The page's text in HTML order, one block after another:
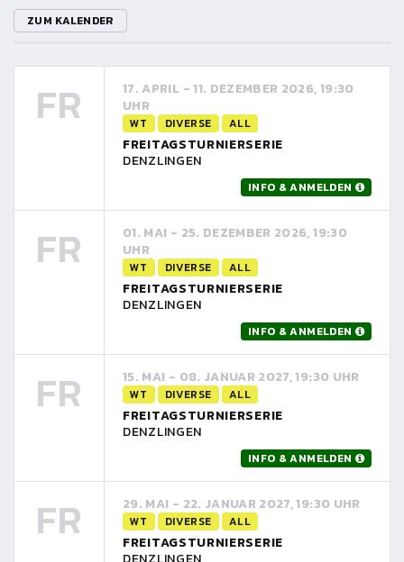
ZUM KALENDER
FR
17. APRIL - 11. DEZEMBER 2026, 19:30
UHR
WT DIVERSE ALL
FREITAGSTURNIERSERIE
DENZLINGEN
INFO & ANMELDEN
FR
01. MAI - 25. DEZEMBER 2026, 19:30
UHR
WT DIVERSE ALL
FREITAGSTURNIERSERIE
DENZLINGEN
INFO & ANMELDEN
FR 15. MAI - 08. JANUAR 2027, 19:30 UHR
WT DIVERSE ALL
FREITAGSTURNIERSERIE
DENZLINGEN
INFO & ANMELDEN
FR 29. MAI - 22. JANUAR 2027, 19:30 UHR
WT DIVERSE ALL
FREITAGSTURNIERSERIE